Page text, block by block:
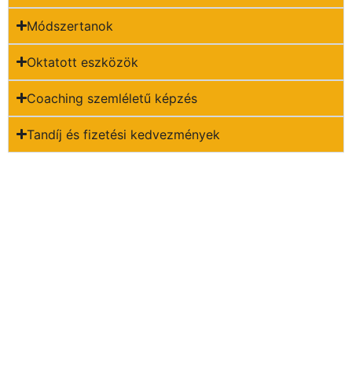
Módszertanok
Oktatott eszközök
Coaching szemléletű képzés
Tandíj és fizetési kedvezmények